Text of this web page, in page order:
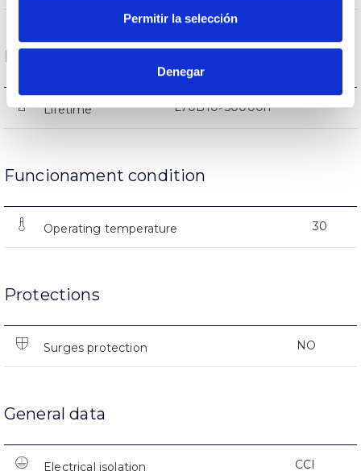
Permitir la selección
Denegar
Life
Lifetime L70B10>50000h
Funcionament condition
Operating temperature 30
Protections
Surges protection NO
General data
Electrical isolation CCI